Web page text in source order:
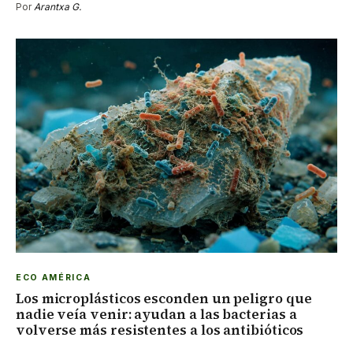
PorArantxa G.
ECO AMÉRICA
Los microplásticos esconden un peligro que
nadie veía venir: ayudan a las bacterias a
volverse más resistentes a los antibióticos